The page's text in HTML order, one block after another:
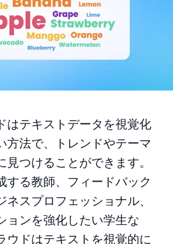
はテキストデータを視覚化
方法で、トレンドやテーマ
見つけることができます。
する教師、フィードバック
ネスプロフェッショナル、
ョンを強化したい学生な
ウドはテキストを視覚的に